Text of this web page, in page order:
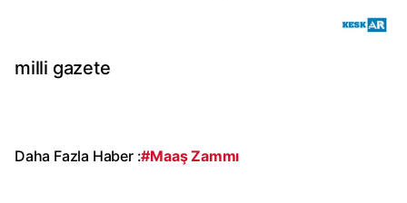
milli gazete
Daha Fazla Haber :#Maaş Zammı